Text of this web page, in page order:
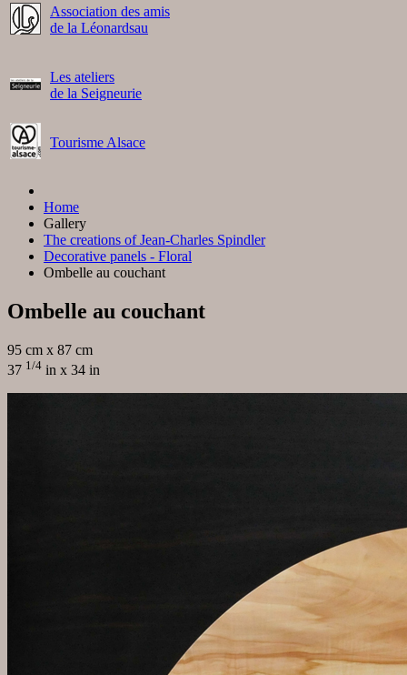
Association des amis
de la Léonardsau
Les ateliers
de la Seigneurie
Tourisme Alsace
Home
Gallery
The creations of Jean-Charles Spindler
Decorative panels - Floral
Ombelle au couchant
Ombelle au couchant
95 cm x 87 cm
37 1/4 in x 34 in